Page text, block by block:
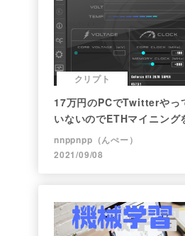
クリプト
17万円のPCでTwitterやっ
いないのでETHマイニング
nnppnpp（んぺー）
2021/09/08